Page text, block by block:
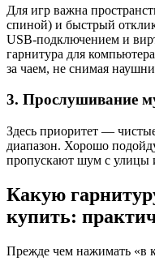
Для игр важна
спиной) и быстрый
USB‑подключением и
гарнитура для
за чаем, не снимая
3. Прослушивание
Здесь приоритет —
диапазон. Хорошо
пропускают шум с улицы
Какую
купить:
Прежде чем нажимать «в